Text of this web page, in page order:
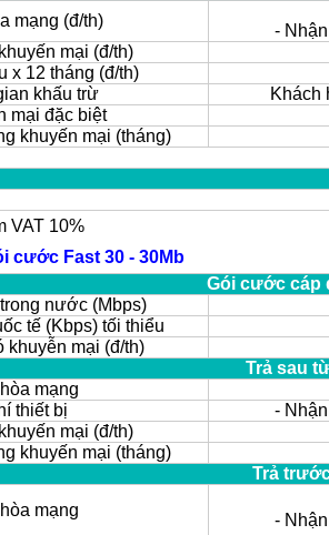
mạng (đ/th)
-
mại (đ/th)
x 12 tháng (đ/th)
khấu trừ
Khách
mại đặc biệt
khuyến mại (tháng)
VAT 10%
cước Fast 30 - 30Mb
Gói cước cáp
nước (Mbps)
tế (Kbps) tối thiểu
khuyễn mại (đ/th)
Trả sau
mạng
thiết bị
-
mại (đ/th)
khuyến mại (tháng)
Trả
mạng
-